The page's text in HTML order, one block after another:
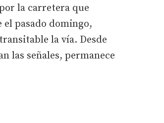
la carretera que
el pasado domingo,
la vía. Desde
las señales, permanece